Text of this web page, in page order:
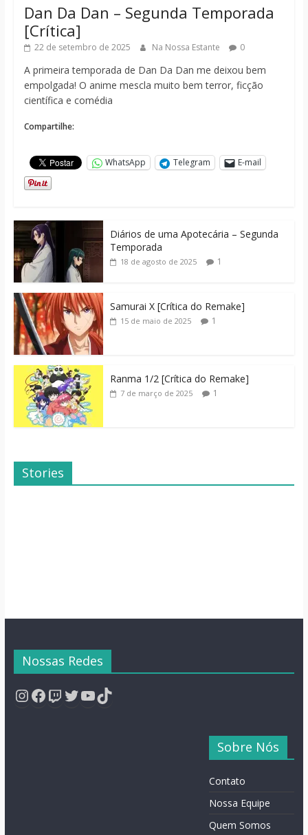
Dan Da Dan – Segunda Temporada
[Crítica]
22 de setembro de 2025 Na Nossa Estante 0
A primeira temporada de Dan Da Dan me deixou bem
empolgada! O anime mescla muito bem terror, ficção
científica e comédia
Compartilhe:
WhatsApp Telegram E-mail
Diários de uma Apotecária – Segunda
Temporada
18 de agosto de 2025 1
Samurai X [Crítica do Remake]
15 de maio de 2025 1
Ranma 1/2 [Crítica do Remake]
7 de março de 2025 1
Stories
Dicas de Filmes
Para o Fim de
Família Inusitada
Nossas Redes
Instagram
Facebook
Twitch
Twitter
YouTube
TikTok
Sobre Nós
Contato
Nossa Equipe
Quem Somos